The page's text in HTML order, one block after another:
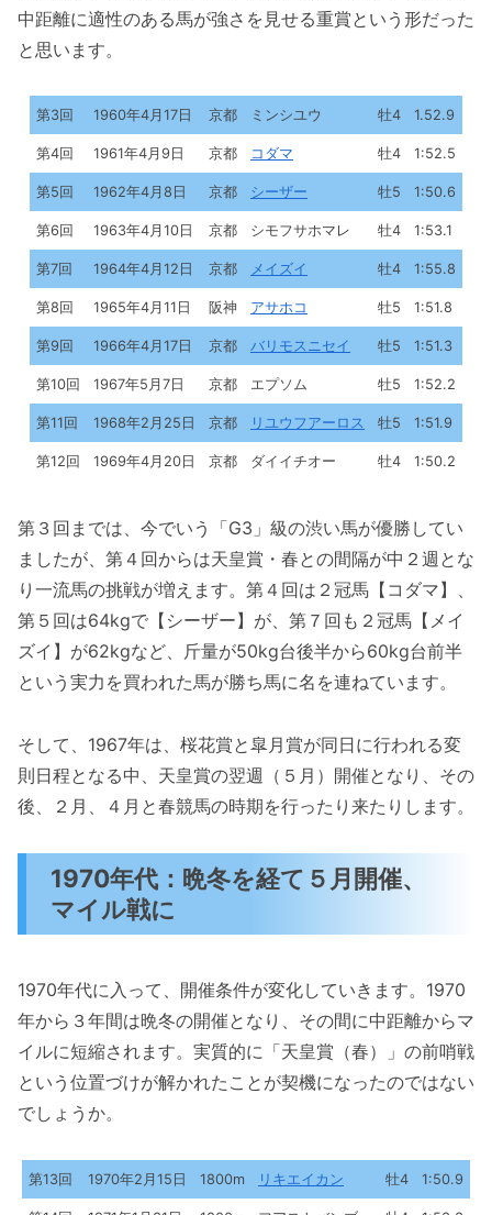
中距離に適性のある馬が強さを見せる重賞という形だった
と思います。
第3回 1960年4月17日 京都 ミンシユウ 牡4 1.52.9
第4回 1961年4月9日 京都 コダマ 牡4 1:52.5
第5回 1962年4月8日 京都 シーザー 牡5 1:50.6
第6回 1963年4月10日 京都 シモフサホマレ 牡4 1:53.1
第7回 1964年4月12日 京都 メイズイ 牡4 1:55.8
第8回 1965年4月11日 阪神 アサホコ 牡5 1:51.8
第9回 1966年4月17日 京都 バリモスニセイ 牡5 1:51.3
第10回 1967年5月7日 京都 エプソム 牡5 1:52.2
第11回 1968年2月25日 京都 リユウフアーロス 牡5 1:51.9
第12回 1969年4月20日 京都 ダイイチオー 牡4 1:50.2
第３回までは、今でいう「G3」級の渋い馬が優勝してい
ましたが、第４回からは天皇賞・春との間隔が中２週とな
り一流馬の挑戦が増えます。第４回は２冠馬【コダマ】、
第５回は64kgで【シーザー】が、第７回も２冠馬【メイ
ズイ】が62kgなど、斤量が50kg台後半から60kg台前半
という実力を買われた馬が勝ち馬に名を連ねています。
そして、1967年は、桜花賞と皐月賞が同日に行われる変
則日程となる中、天皇賞の翌週（５月）開催となり、その
後、２月、４月と春競馬の時期を行ったり来たりします。
1970年代：晩冬を経て５月開催、
マイル戦に
1970年代に入って、開催条件が変化していきます。1970
年から３年間は晩冬の開催となり、その間に中距離からマ
イルに短縮されます。実質的に「天皇賞（春）」の前哨戦
という位置づけが解かれたことが契機になったのではない
でしょうか。
第13回 1970年2月15日 1800m リキエイカン 牡4 1:50.9